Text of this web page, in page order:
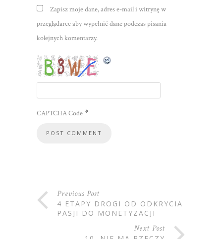
Zapisz moje dane, adres e-mail i witrynę w
przeglądarce aby wypełnić dane podczas pisania
kolejnych komentarzy.
CAPTCHA Code *
Previous Post
4 ETAPY DROGI OD ODKRYCIA
PASJI DO MONETYZACJI
Next Post